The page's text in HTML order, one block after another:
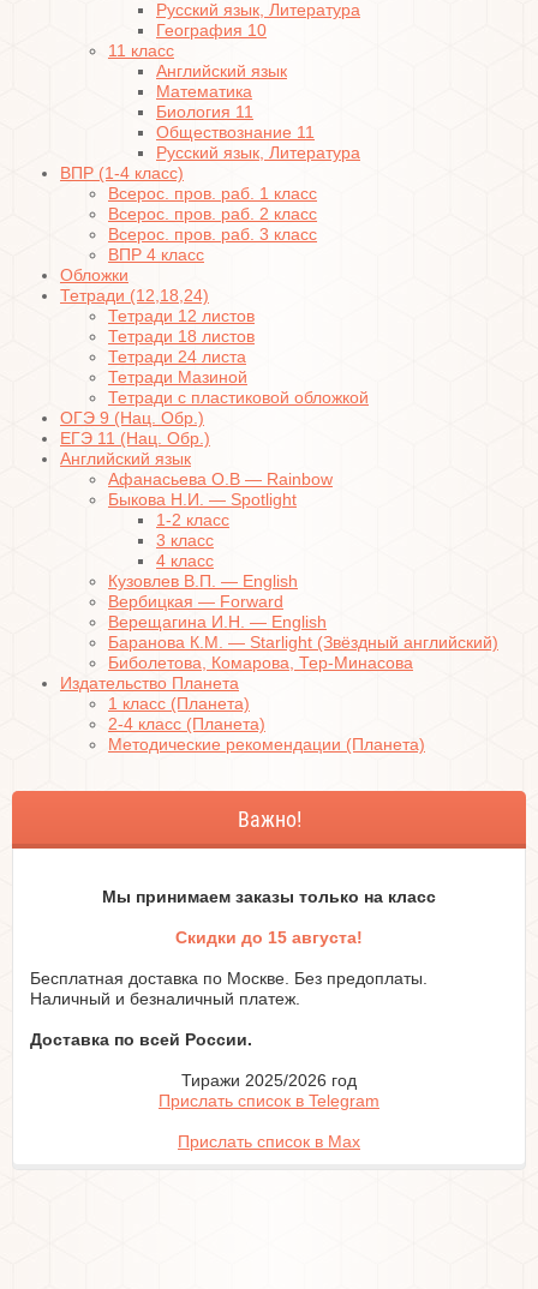
Русский язык, Литература
География 10
11 класс
Английский язык
Математика
Биология 11
Обществознание 11
Русский язык, Литература
ВПР (1-4 класс)
Всерос. пров. раб. 1 класс
Всерос. пров. раб. 2 класс
Всерос. пров. раб. 3 класс
ВПР 4 класс
Обложки
Тетради (12,18,24)
Тетради 12 листов
Тетради 18 листов
Тетради 24 листа
Тетради Мазиной
Тетради с пластиковой обложкой
ОГЭ 9 (Нац. Обр.)
ЕГЭ 11 (Нац. Обр.)
Английский язык
Афанасьева О.В — Rainbow
Быкова Н.И. — Spotlight
1-2 класс
3 класс
4 класс
Кузовлев В.П. — English
Вербицкая — Forward
Верещагина И.Н. — English
Баранова К.М. — Starlight (Звёздный английский)
Биболетова, Комарова, Тер-Минасова
Издательство Планета
1 класс (Планета)
2-4 класс (Планета)
Методические рекомендации (Планета)
Важно!
Мы принимаем заказы только на класc
Скидки до 15 августа!
Бесплатная доставка по Москве. Без предоплаты.
Наличный и безналичный платеж.
Доставка по всей России.
Тиражи 2025/2026 год
Прислать список в Telegram
Прислать список в Max